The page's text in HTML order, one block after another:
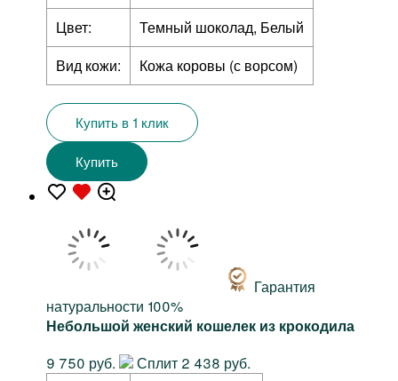
Цвет:
Темный шоколад, Белый
Вид кожи:
Кожа коровы (с ворсом)
Купить в 1 клик
Купить
Гарантия
натуральности 100%
Небольшой женский кошелек из крокодила
9 750 руб.
Сплит 2 438 руб.